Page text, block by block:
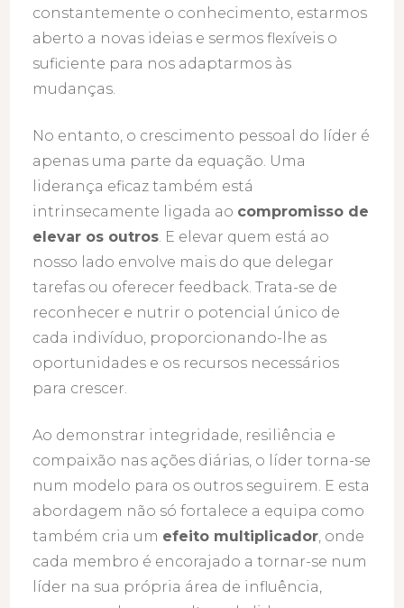
constantemente o conhecimento, estarmos
aberto a novas ideias e sermos flexíveis o
suficiente para nos adaptarmos às
mudanças.
No entanto, o crescimento pessoal do líder é
apenas uma parte da equação. Uma
liderança eficaz também está
intrinsecamente ligada ao compromisso de
elevar os outros. E elevar quem está ao
nosso lado envolve mais do que delegar
tarefas ou oferecer feedback. Trata-se de
reconhecer e nutrir o potencial único de
cada indivíduo, proporcionando-lhe as
oportunidades e os recursos necessários
para crescer.
Ao demonstrar integridade, resiliência e
compaixão nas ações diárias, o líder torna-se
num modelo para os outros seguirem. E esta
abordagem não só fortalece a equipa como
também cria um efeito multiplicador, onde
cada membro é encorajado a tornar-se num
líder na sua própria área de influência,